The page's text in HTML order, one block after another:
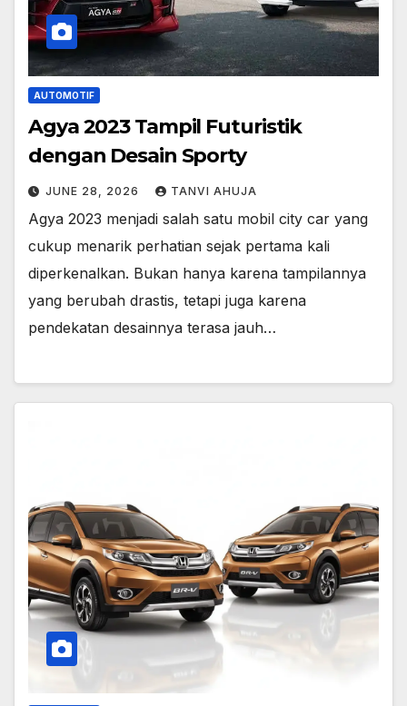
AUTOMOTIF
Agya 2023 Tampil Futuristik
dengan Desain Sporty
JUNE 28, 2026 TANVI AHUJA
Agya 2023 menjadi salah satu mobil city car yang
cukup menarik perhatian sejak pertama kali
diperkenalkan. Bukan hanya karena tampilannya
yang berubah drastis, tetapi juga karena
pendekatan desainnya terasa jauh…